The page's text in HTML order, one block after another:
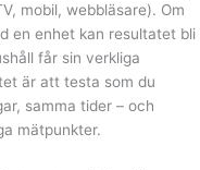
mobil, webbläsare). Om
en enhet kan resultatet bli
får sin verkliga
är att testa som du
samma tider – och
mätpunkter.